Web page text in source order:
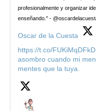
profesionalmente y organizar
enseñando." -
Oscar de la Cuesta
https://t.co/
asombro cuando mi
mentes que la tuya.